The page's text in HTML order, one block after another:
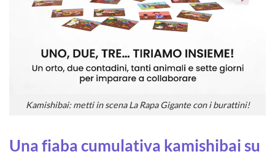
Kamishibai: metti in scena La Rapa Gigante con i burattini!
Una fiaba cumulativa kamishibai su